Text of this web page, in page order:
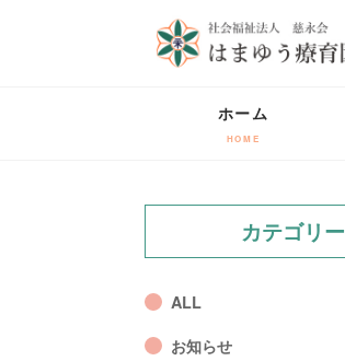
ホーム
HOME
カテゴリー
ALL
お知らせ